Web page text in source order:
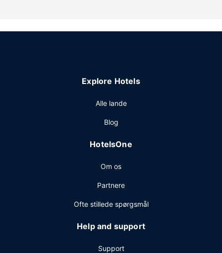
parkering er til rådighed på stedet.
Explore Hotels
Alle lande
Blog
HotelsOne
Om os
Partnere
Ofte stillede spørgsmål
Help and support
Support